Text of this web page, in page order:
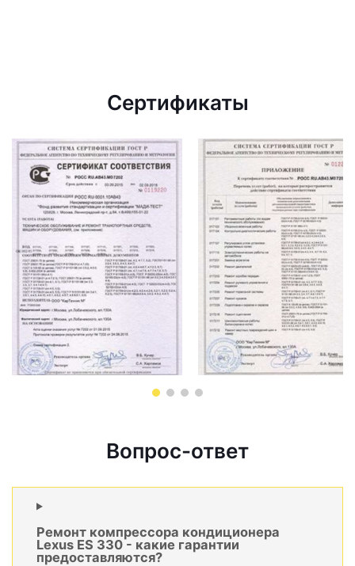
Сертификаты
Вопрос-ответ
Ремонт компрессора кондиционера
Lexus ES 330 - какие гарантии
предоставляются?